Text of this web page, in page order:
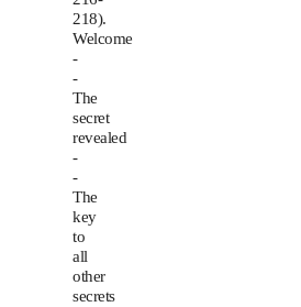
218).
Welcome
-
-
The
secret
revealed
-
-
The
key
to
all
other
secrets